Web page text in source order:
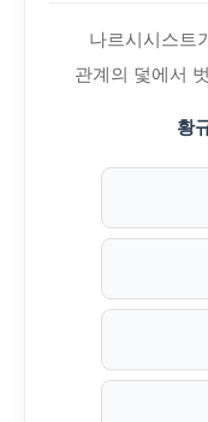
나르시시스트
관계의 덫에서
황